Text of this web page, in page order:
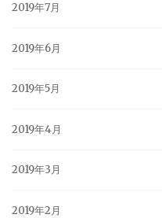
2019年7月
2019年6月
2019年5月
2019年4月
2019年3月
2019年2月